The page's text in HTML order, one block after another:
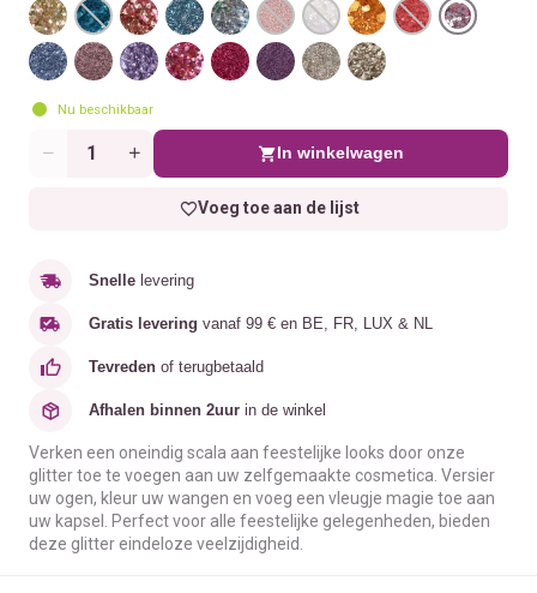
Nu beschikbaar
Aantal In winkelwagen
Voeg toe aan de lijst
Snelle levering
Gratis levering vanaf 99 € en BE, FR, LUX & NL
Tevreden of terugbetaald
Afhalen binnen 2uur in de winkel
Verken een oneindig scala aan feestelijke looks door onze
glitter toe te voegen aan uw zelfgemaakte cosmetica. Versier
uw ogen, kleur uw wangen en voeg een vleugje magie toe aan
uw kapsel. Perfect voor alle feestelijke gelegenheden, bieden
deze glitter eindeloze veelzijdigheid.